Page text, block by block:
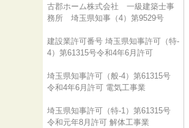
古郡ホーム株式会社 一級建築士事
務所 埼玉県知事（4）第9529号
建設業許可番号 埼玉県知事許可（特-
4）第61315号令和4年6月許可
埼玉県知事許可（般-4）第61315号
令和4年6月許可 電気工事業
埼玉県知事許可（特-1）第61315号
令和元年8月許可 解体工事業